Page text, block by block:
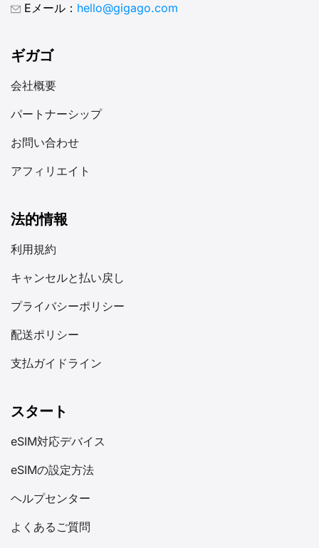
Eメール： hello@gigago.com
ギガゴ
会社概要
パートナーシップ
お問い合わせ
アフィリエイト
法的情報
利用規約
キャンセルと払い戻し
プライバシーポリシー
配送ポリシー
支払ガイドライン
スタート
eSIM対応デバイス
eSIMの設定方法
ヘルプセンター
よくあるご質問